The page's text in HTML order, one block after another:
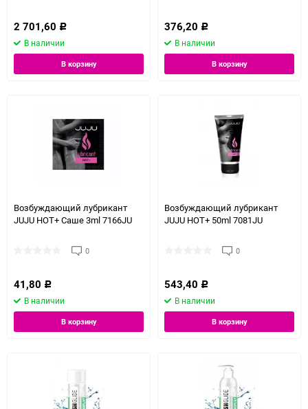
2 701,60 Р
В наличии
В корзину
376,20 Р
В наличии
В корзину
Возбуждающий лубрикант
JUJU HOT+ Саше 3ml 7166JU
0
41,80 Р
В наличии
В корзину
Возбуждающий лубрикант
JUJU HOT+ 50ml 7081JU
0
543,40 Р
В наличии
В корзину